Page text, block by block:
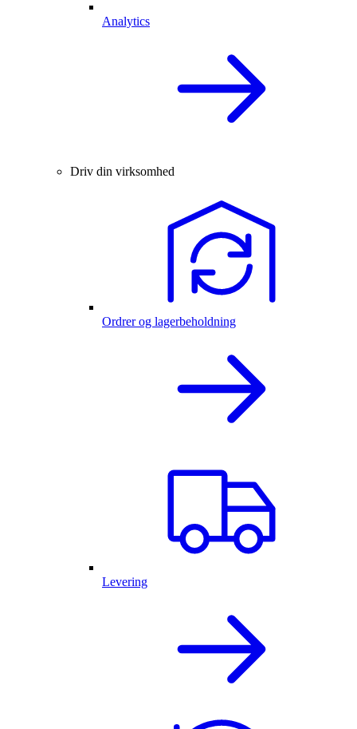
Analytics
Driv din virksomhed
Ordrer og lagerbeholdning
Levering